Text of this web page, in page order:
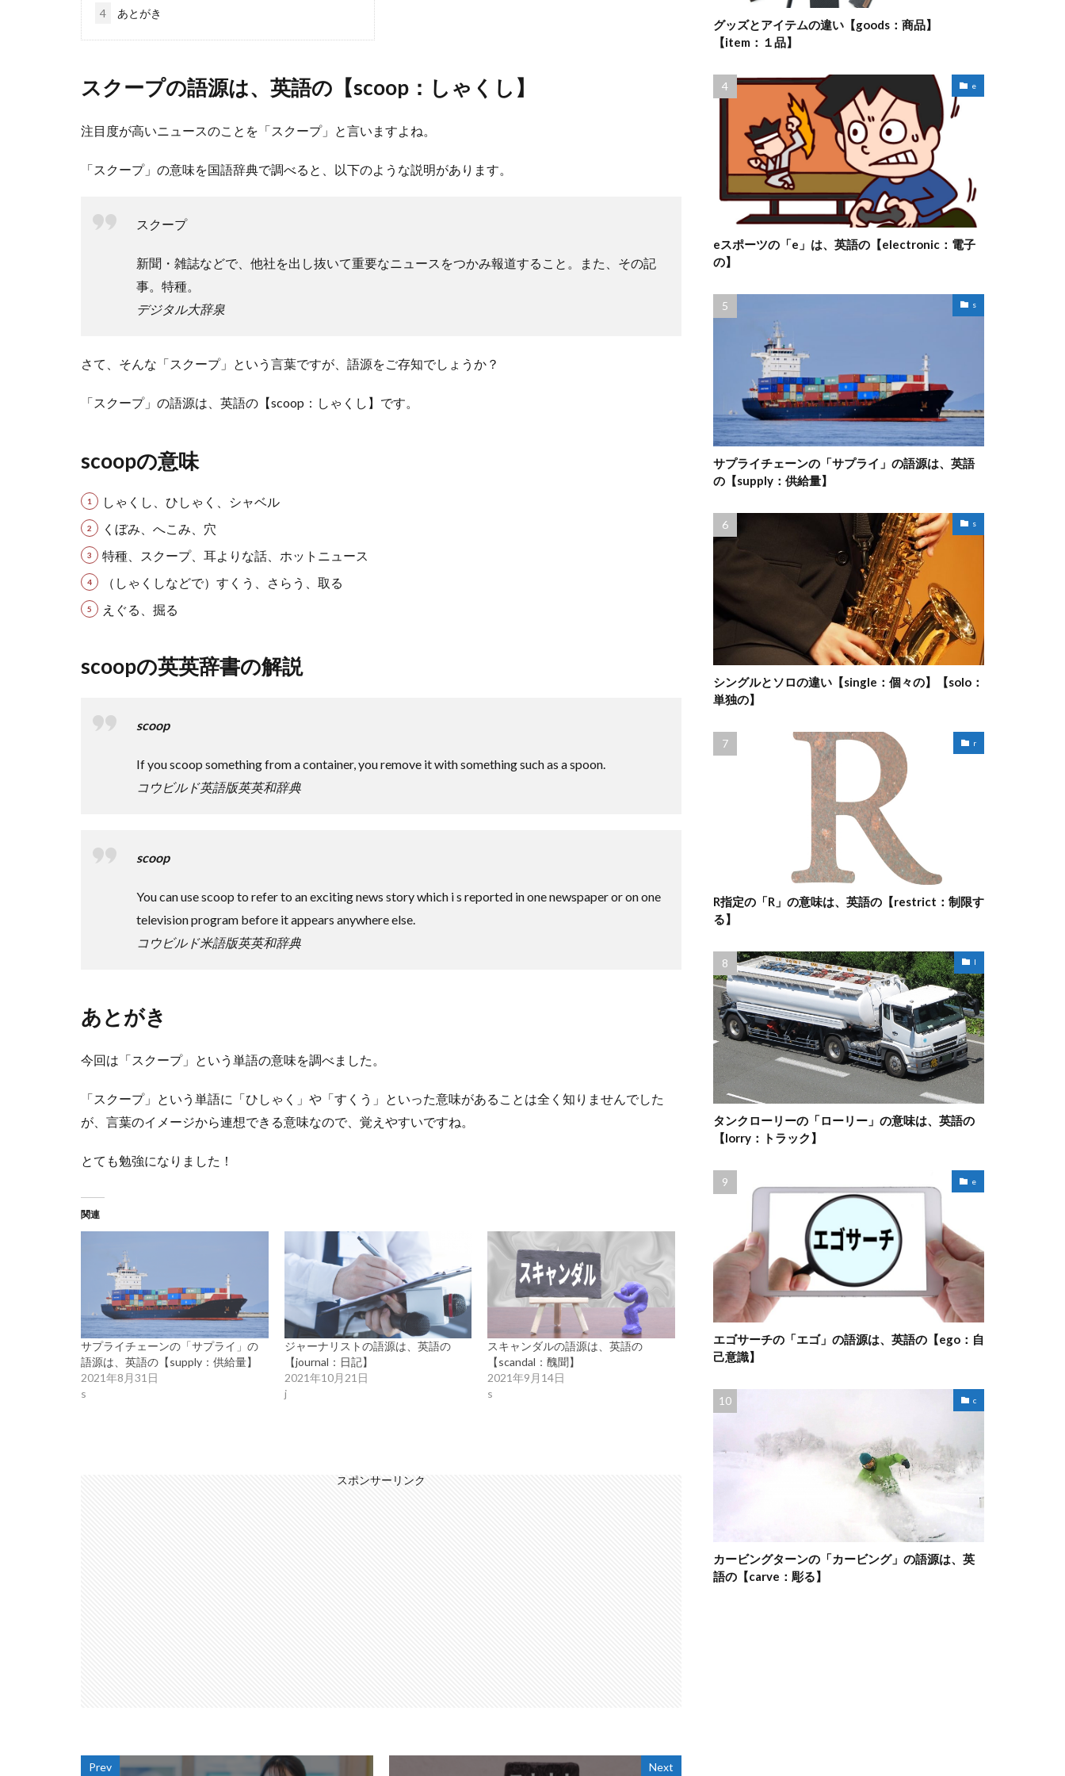
4 あとがき
スクープの語源は、英語の【scoop：しゃくし】
注目度が高いニュースのことを「スクープ」と言いますよね。
「スクープ」の意味を国語辞典で調べると、以下のような説明があります。
スクープ
新聞・雑誌などで、他社を出し抜いて重要なニュースをつかみ報道すること。また、その記
事。特種。
デジタル大辞泉
さて、そんな「スクープ」という言葉ですが、語源をご存知でしょうか？
「スクープ」の語源は、英語の【scoop：しゃくし】です。
scoopの意味
しゃくし、ひしゃく、シャベル
くぼみ、へこみ、穴
特種、スクープ、耳よりな話、ホットニュース
（しゃくしなどで）すくう、さらう、取る
えぐる、掘る
scoopの英英辞書の解説
scoop
If you scoop something from a container, you remove it with something such as a spoon.
コウビルド英語版英英和辞典
scoop
You can use scoop to refer to an exciting news story which i s reported in one newspaper or on one
television program before it appears anywhere else.
コウビルド米語版英英和辞典
あとがき
今回は「スクープ」という単語の意味を調べました。
「スクープ」という単語に「ひしゃく」や「すくう」といった意味があることは全く知りませんでした
が、言葉のイメージから連想できる意味なので、覚えやすいですね。
とても勉強になりました！
関連
サプライチェーンの「サプライ」の
語源は、英語の【supply：供給量】
2021年8月31日
s
ジャーナリストの語源は、英語の
【journal：日記】
2021年10月21日
j
スキャンダルの語源は、英語の
【scandal：醜聞】
2021年9月14日
s
スポンサーリンク
Prev Next
グッズとアイテムの違い【goods：商品】
【item：１品】
e
eスポーツの「e」は、英語の【electronic：電子
の】
s
サプライチェーンの「サプライ」の語源は、英語
の【supply：供給量】
s
シングルとソロの違い【single：個々の】【solo：
単独の】
r
R指定の「R」の意味は、英語の【restrict：制限す
る】
l
タンクローリーの「ローリー」の意味は、英語の
【lorry：トラック】
e
エゴサーチの「エゴ」の語源は、英語の【ego：自
己意識】
c
カービングターンの「カービング」の語源は、英
語の【carve：彫る】